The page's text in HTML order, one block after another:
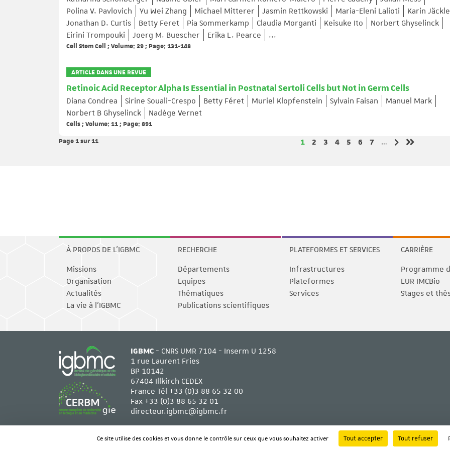
Polina V. Pavlovich
Yu Wei Zhang Michael Mitterer Jasmin Rettkowski Maria-Eleni Lalioti
Karin
Jonathan D. Curtis
Betty Feret Pia Sommerkamp Claudia Morganti Keisuke Ito
Norbert Ghyselinck
Eirini Trompouki
Joerg M. Buescher Erika L. Pearce ...
Cell Stem Cell ; Volume: 29 ; Page: 131-148
ARTICLE DANS UNE REVUE
Retinoic Acid Receptor Alpha Is Essential in Postnatal Sertoli Cells but Not in Germ Cells
Diana Condrea Sirine Souali-Crespo Betty Féret Muriel Klopfenstein Sylvain Faisan
Manuel Mark
Norbert B Ghyselinck
Nadège Vernet
Cells ; Volume: 11 ; Page: 891
Page 1sur 11 Page
1 Page
2 Page
3 Page
4 Page
5 Page
6 Page
7
…
À PROPOS DE L'IGBMC
Missions
Organisation
Actualités
La vie à l'IGBMC
RECHERCHE
Départements
Equipes
Thématiques
Publications scientifiques
PLATEFORMES ET SERVICES
Infrastructures
Plateformes
Services
CARRIÈRE
Programme
EUR IMCBio
Stages et
IGBMC- CNRS UMR 7104 - Inserm U 1258
1 rue Laurent Fries
BP 10142
67404 Illkirch CEDEX
France Tél +33 (0)3 88 65 32 00
Fax +33 (0)3 88 65 32 01
directeur.igbmc@igbmc.fr
Ce site utilise des cookies et vous donne le contrôle sur ceux que vous souhaitez activer Tout accepter Tout refuser